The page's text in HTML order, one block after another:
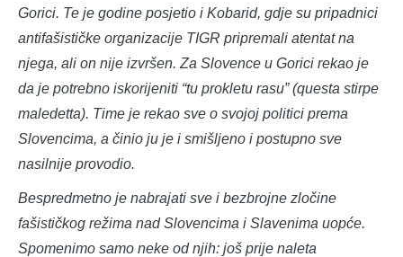
Gorici. Te je godine posjetio i Kobarid, gdje su pripadnici
antifašističke organizacije TIGR pripremali atentat na
njega, ali on nije izvršen. Za Slovence u Gorici rekao je
da je potrebno iskorijeniti “tu prokletu rasu” (questa stirpe
maledetta). Time je rekao sve o svojoj politici prema
Slovencima, a činio ju je i smišljeno i postupno sve
nasilnije provodio.
Bespredmetno je nabrajati sve i bezbrojne zločine
fašističkog režima nad Slovencima i Slavenima uopće.
Spomenimo samo neke od njih: još prije naleta